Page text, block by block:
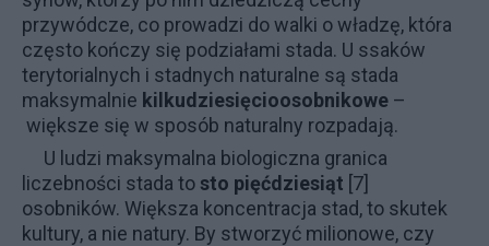
przywódcze, co prowadzi do walki o władzę, która
często kończy się podziałami stada. U ssaków
terytorialnych i stadnych naturalne są stada
maksymalnie kilkudziesięcioosobnikowe –
większe się w sposób naturalny rozpadają.
U ludzi maksymalna biologiczna granica
liczebności stada to sto pięćdziesiąt [7]
osobników. Większa koncentracja stad, to skutek
kultury, a nie natury. By stworzyć milionowe, czy